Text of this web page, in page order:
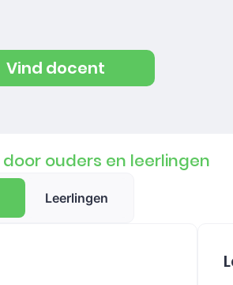
Vind docent
ouders en leerlingen
Leerlingen